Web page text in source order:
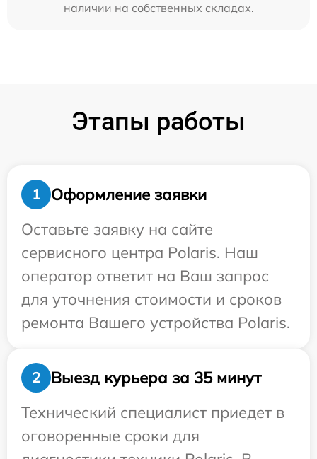
наличии на собственных складах.
Этапы работы
1
Оформление заявки
Оставьте заявку на сайте
сервисного центра Polaris. Наш
оператор ответит на Ваш запрос
для уточнения стоимости и сроков
ремонта Вашего устройства Polaris.
2
Выезд курьера за 35 минут
Технический специалист приедет в
оговоренные сроки для